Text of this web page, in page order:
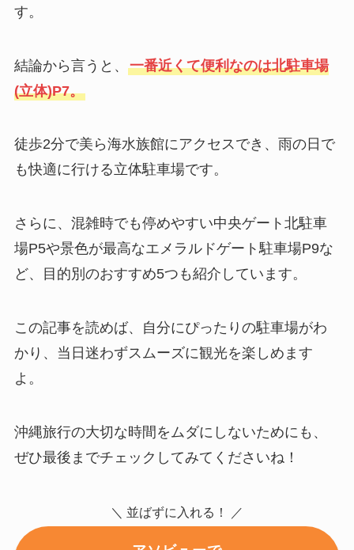
す。
結論から言うと、 一番近くて便利なのは北駐車場
(立体)P7。
徒歩2分で美ら海水族館にアクセスでき、雨の日で
も快適に行ける立体駐車場です。
さらに、混雑時でも停めやすい中央ゲート北駐車
場P5や景色が最高なエメラルドゲート駐車場P9な
ど、目的別のおすすめ5つも紹介しています。
この記事を読めば、自分にぴったりの駐車場がわ
かり、当日迷わずスムーズに観光を楽しめます
よ。
沖縄旅行の大切な時間をムダにしないためにも、
ぜひ最後までチェックしてみてくださいね！
＼ 並ばずに入れる！ ／